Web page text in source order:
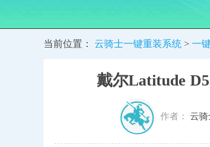
当前位置： 云骑士一键重装系统 > 一
戴尔Latitude
作者： 云